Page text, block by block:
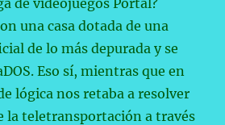
de videojuegos Portal?
una casa dotada de una
de lo más depurada y se
Eso sí, mientras que en
lógica nos retaba a resolver
la teletransportación a través